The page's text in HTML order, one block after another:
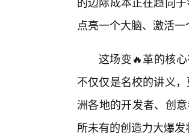
点亮一个大脑、激活
这场变🔥革的核
不仅仅是名校的讲义
洲各地的开发者、创
所未有的创造力大爆